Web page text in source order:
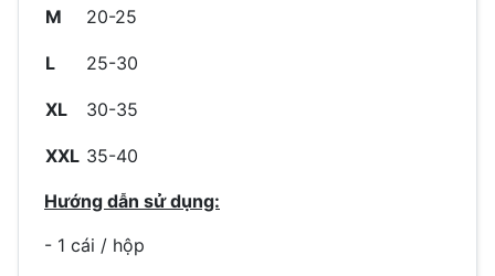
M 20-25
L 25-30
XL 30-35
XXL 35-40
Hướng dẫn sử dụng:
- 1 cái / hộp